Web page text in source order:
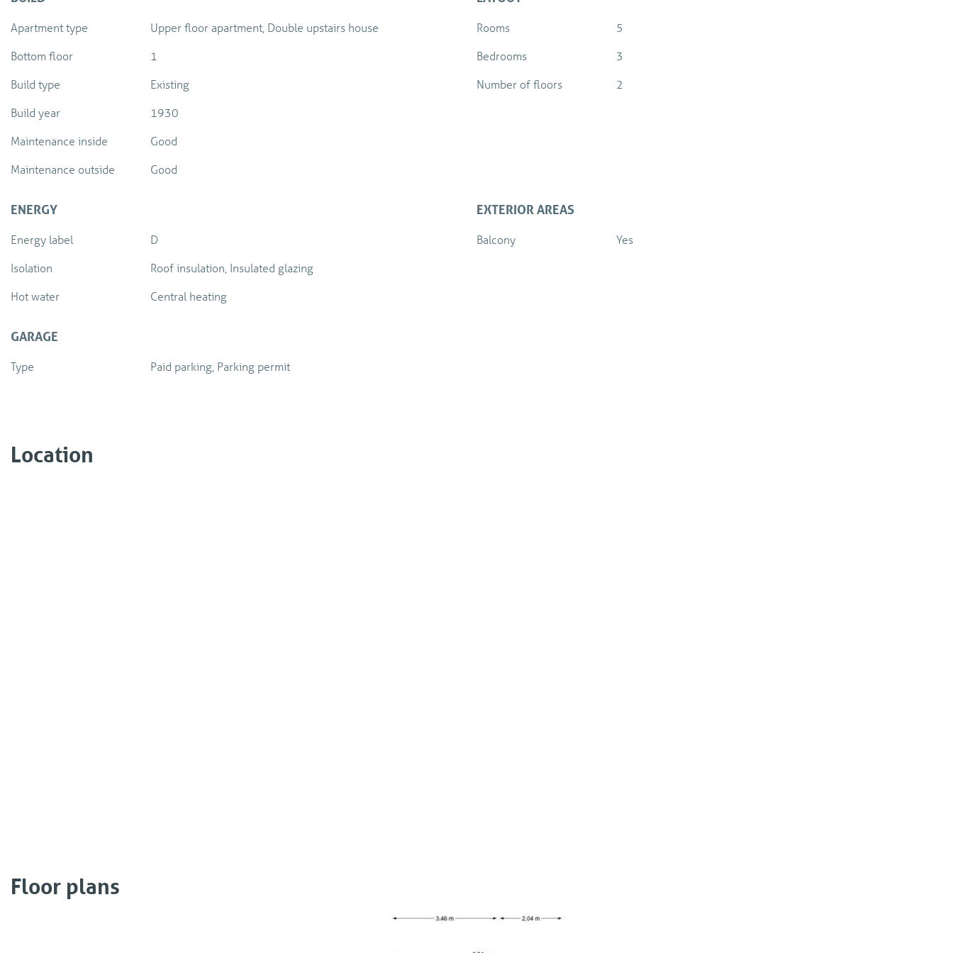
Apartment type
Upper floor apartment, Double upstairs house
Bottom floor
1
Build type
Existing
Build year
1930
Maintenance inside
Good
Maintenance outside
Good
Rooms
5
Bedrooms
3
Number of floors
2
ENERGY
Energy label
D
Isolation
Roof insulation, Insulated glazing
Hot water
Central heating
EXTERIOR AREAS
Balcony Yes
GARAGE
Type Paid parking, Parking permit
Location
Floor plans